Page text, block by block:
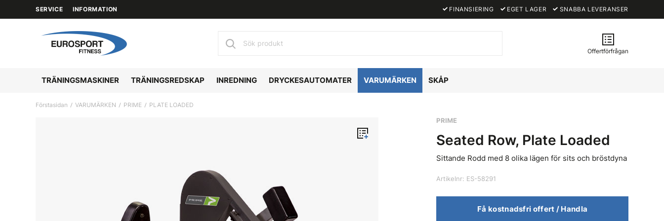
SERVICE INFORMATION FINANSIERING EGET LAGER SNABBA LEVERANSER
Offertförfrågan
TRÄNINGSMASKINER TRÄNINGSREDSKAP INREDNING DRYCKESAUTOMATER VARUMÄRKEN SKÅP
Förstasidan VARUMÄRKEN PRIME PLATE LOADED
PRIME
Seated Row, Plate Loaded
Sittande Rodd med 8 olika lägen för sits och bröstdyna
Artikelnr: ES-58291
Få kostnadsfri offert / Handla